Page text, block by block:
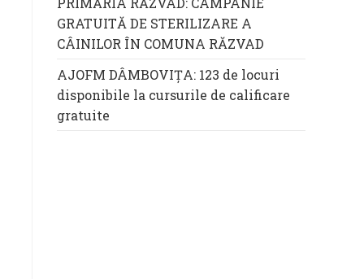
GRATUITĂ DE STERILIZARE A
CÂINILOR ÎN COMUNA RĂZVAD
AJOFM DÂMBOVIȚA: 123 de locuri
disponibile la cursurile de calificare
gratuite